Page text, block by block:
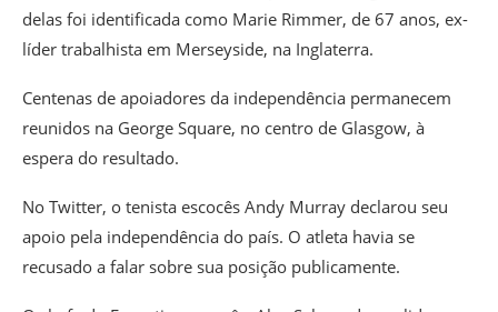
delas foi identificada como Marie Rimmer, de 67 anos, ex-
líder trabalhista em Merseyside, na Inglaterra.
Centenas de apoiadores da independência permanecem
reunidos na George Square, no centro de Glasgow, à
espera do resultado.
No Twitter, o tenista escocês Andy Murray declarou seu
apoio pela independência do país. O atleta havia se
recusado a falar sobre sua posição publicamente.